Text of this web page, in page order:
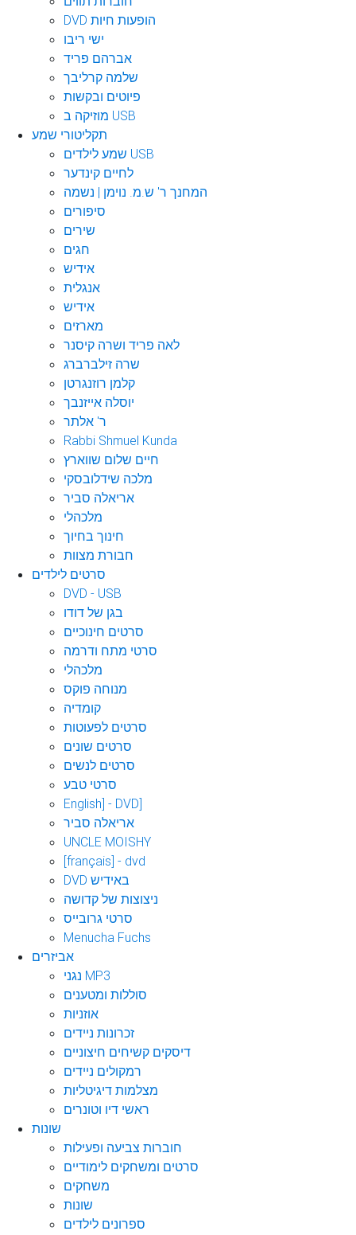
DVD הופעות חיות
ישי ריבו
אברהם פריד
שלמה קרליבך
פיוטים ובקשות
מוזיקה ב USB
תקליטורי שמע
שמע לילדים USB
לחיים קינדער
המחנך ר' ש.מ. נוימן | נשמה
סיפורים
שירים
חגים
אידיש
אנגלית
אידיש
מארזים
לאה פריד ושרה קיסנר
שרה זילברברג
קלמן רוזנגרטן
יוסלה אייזנבך
ר' אלתר
Rabbi Shmuel Kunda
חיים שלום שווארץ
מלכה שידלובסקי
אריאלה סביר
מלכהלי
חינוך בחיוך
חבורת מצוות
סרטים לילדים
DVD - USB
בגן של דודו
סרטים חינוכיים
סרטי מתח ודרמה
מלכהלי
מנוחה פוקס
קומדיה
סרטים לפעוטות
סרטים שונים
סרטים לנשים
סרטי טבע
English] - DVD]
אריאלה סביר
UNCLE MOISHY
[français] - dvd
DVD באידיש
ניצוצות של קדושה
סרטי גרובייס
Menucha Fuchs
אביזרים
נגני MP3
סוללות ומטענים
אוזניות
זכרונות ניידים
דיסקים קשיחים חיצוניים
רמקולים ניידים
מצלמות דיגיטליות
ראשי דיו וטונרים
שונות
חוברות צביעה ופעילות
סרטים ומשחקים לימודיים
משחקים
שונות
ספרונים לילדים